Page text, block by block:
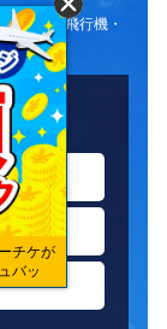
道)
チケが
バッ